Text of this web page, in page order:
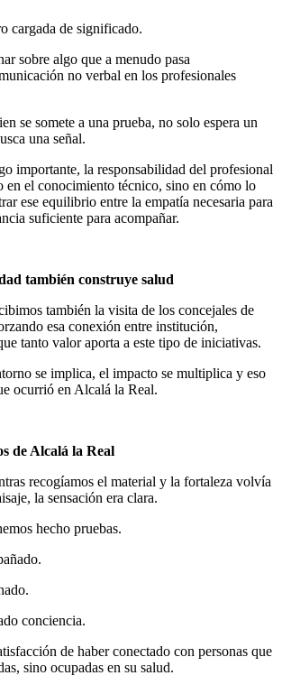
cargada de significado.
sobre algo que a menudo pasa
no verbal en los profesionales
se somete a una prueba, no solo espera un
una señal.
importante, la responsabilidad del profesional
en el conocimiento técnico, sino en cómo lo
ese equilibrio entre la empatía necesaria para
suficiente para acompañar.
también construye salud
también la visita de los concejales de
esa conexión entre institución,
tanto valor aporta a este tipo de iniciativas.
se implica, el impacto se multiplica y eso
ocurrió en Alcalá la Real.
de Alcalá la Real
recogíamos el material y la fortaleza volvía
la sensación era clara.
hecho pruebas.
conciencia.
de haber conectado con personas que
sino ocupadas en su salud.